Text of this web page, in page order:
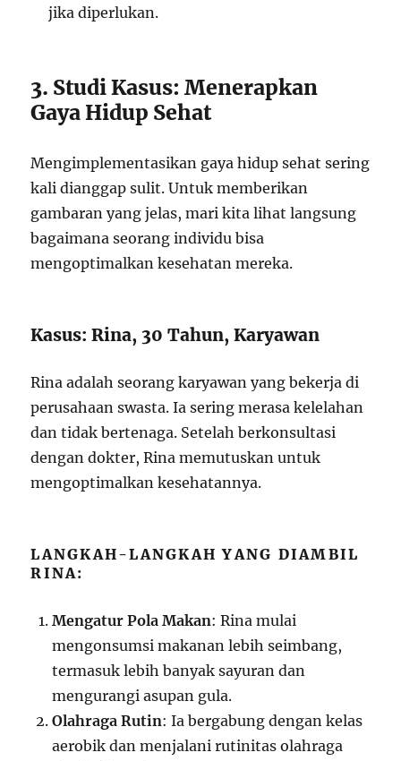
jika diperlukan.
3. Studi Kasus: Menerapkan
Gaya Hidup Sehat
Mengimplementasikan gaya hidup sehat sering
kali dianggap sulit. Untuk memberikan
gambaran yang jelas, mari kita lihat langsung
bagaimana seorang individu bisa
mengoptimalkan kesehatan mereka.
Kasus: Rina, 30 Tahun, Karyawan
Rina adalah seorang karyawan yang bekerja di
perusahaan swasta. Ia sering merasa kelelahan
dan tidak bertenaga. Setelah berkonsultasi
dengan dokter, Rina memutuskan untuk
mengoptimalkan kesehatannya.
LANGKAH-LANGKAH YANG DIAMBIL
RINA:
Mengatur Pola Makan: Rina mulai
mengonsumsi makanan lebih seimbang,
termasuk lebih banyak sayuran dan
mengurangi asupan gula.
Olahraga Rutin: Ia bergabung dengan kelas
aerobik dan menjalani rutinitas olahraga